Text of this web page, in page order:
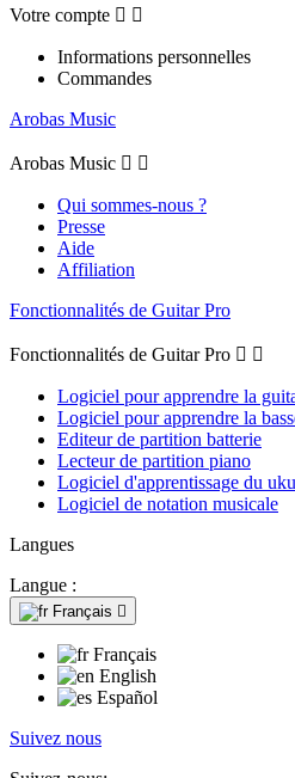
Votre compte  
Informations personnelles
Commandes
Arobas Music
Arobas Music  
Qui sommes-nous ?
Presse
Aide
Affiliation
Fonctionnalités de Guitar Pro
Fonctionnalités de Guitar Pro  
Logiciel pour apprendre la
Logiciel pour apprendre la
Editeur de partition batterie
Lecteur de partition piano
Logiciel d'apprentissage du
Logiciel de notation musicale
Langues
Langue :
Français 
Français
English
Español
Suivez nous